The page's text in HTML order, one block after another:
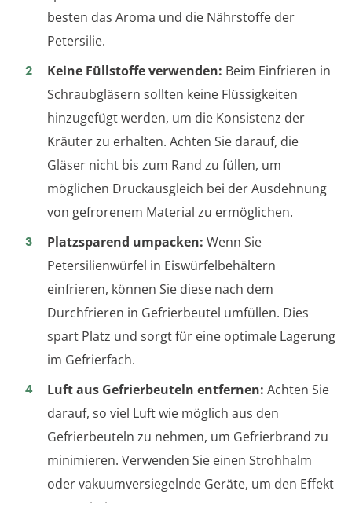
besten das Aroma und die Nährstoffe der
Petersilie.
Keine Füllstoffe verwenden: Beim Einfrieren in
Schraubgläsern sollten keine Flüssigkeiten
hinzugefügt werden, um die Konsistenz der
Kräuter zu erhalten. Achten Sie darauf, die
Gläser nicht bis zum Rand zu füllen, um
möglichen Druckausgleich bei der Ausdehnung
von gefrorenem Material zu ermöglichen.
Platzsparend umpacken: Wenn Sie
Petersilienwürfel in Eiswürfelbehältern
einfrieren, können Sie diese nach dem
Durchfrieren in Gefrierbeutel umfüllen. Dies
spart Platz und sorgt für eine optimale Lagerung
im Gefrierfach.
Luft aus Gefrierbeuteln entfernen: Achten Sie
darauf, so viel Luft wie möglich aus den
Gefrierbeuteln zu nehmen, um Gefrierbrand zu
minimieren. Verwenden Sie einen Strohhalm
oder vakuumversiegelnde Geräte, um den Effekt